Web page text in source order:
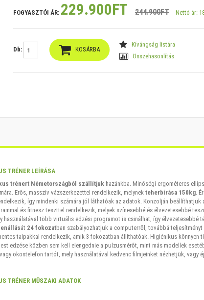
FOGYASZTÓI ÁR: 229.900FT 244.900FT Nettó ár:
Db: KOSÁRBA
Kívángság listára
Összehasonlítás
TRÉNER LEÍRÁSA
trénert Németországból szállítjuk hazánkba. Minőségi ergométeres
Erős, masszív vázszerkezettel rendelkezik, melynekteherbírása 150kg.
így mindenki számára jól láthatóak az adatok. Konzolján
és fitnesz teszttel rendelkezik, melyek színesebbé és élvezetesebbé
használatával több virtuális edzési programot is csinálhat, így élvezetesebbé
át 24 fokozatban szabályozhatjuk a computerről, továbbá
talpakkal rendelkezik, amik 3 fokozatban állíthatóak. Higiénikus könnyen
edzése közben sem kell elengednie a pulzusmérőt, mint más modellek
okostelefon tartót, mely használatával kedvenc filmjeinket nézhetjük, vagy
TRÉNER MŰSZAKI ADATOK